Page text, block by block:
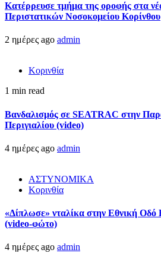
Kατέρρευσε τμήμα της οροφής στα
Περιστατικών Νοσοκομείου Κορίνθου
2 ημέρες ago admin
Κορινθία
1 min read
Βανδαλισμός σε SEATRAC στην
Περιγιαλίου (video)
4 ημέρες ago admin
ΑΣΤΥΝΟΜΙΚΑ
Κορινθία
«Δίπλωσε» νταλίκα στην Εθνική
(video-φώτο)
4 ημέρες ago admin